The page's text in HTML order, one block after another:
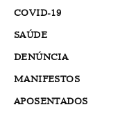
COVID-19
SAÚDE
DENÚNCIA
MANIFESTOS
APOSENTADOS